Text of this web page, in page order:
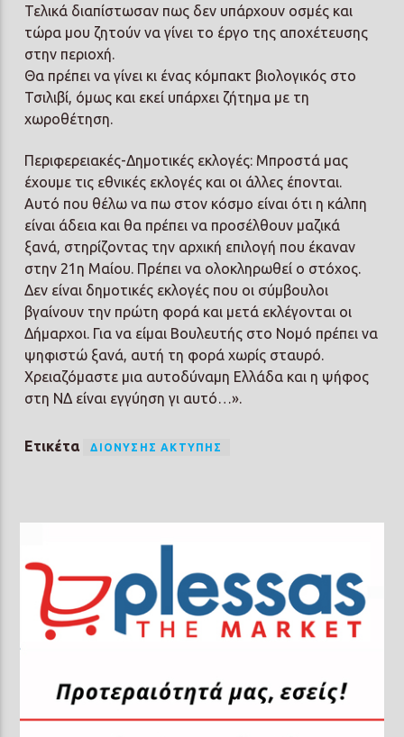
Τελικά διαπίστωσαν πως δεν υπάρχουν οσμές και
τώρα μου ζητούν να γίνει το έργο της αποχέτευσης
στην περιοχή.
Θα πρέπει να γίνει κι ένας κόμπακτ βιολογικός στο
Τσιλιβί, όμως και εκεί υπάρχει ζήτημα με τη
χωροθέτηση.
Περιφερειακές-Δημοτικές εκλογές: Μπροστά μας
έχουμε τις εθνικές εκλογές και οι άλλες έπονται.
Αυτό που θέλω να πω στον κόσμο είναι ότι η κάλπη
είναι άδεια και θα πρέπει να προσέλθουν μαζικά
ξανά, στηρίζοντας την αρχική επιλογή που έκαναν
στην 21η Μαίου. Πρέπει να ολοκληρωθεί ο στόχος.
Δεν είναι δημοτικές εκλογές που οι σύμβουλοι
βγαίνουν την πρώτη φορά και μετά εκλέγονται οι
Δήμαρχοι. Για να είμαι Βουλευτής στο Νομό πρέπει να
ψηφιστώ ξανά, αυτή τη φορά χωρίς σταυρό.
Χρειαζόμαστε μια αυτοδύναμη Ελλάδα και η ψήφος
στη ΝΔ είναι εγγύηση γι αυτό…».
Ετικέτα ΔΙΟΝΎΣΗΣ ΑΚΤΎΠΗΣ